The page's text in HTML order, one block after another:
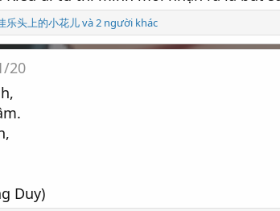
乐头上的小花儿 và 2 người khác
20
Duy)